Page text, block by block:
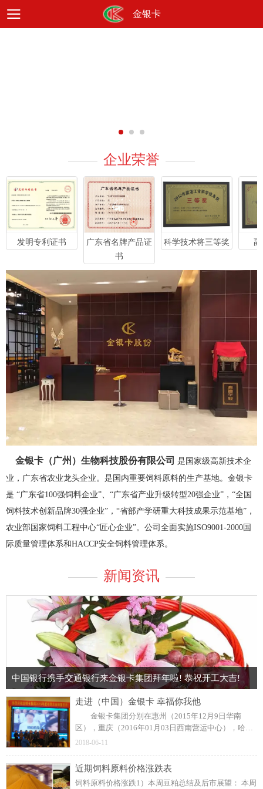
金银卡
企业荣誉
发明专利证书
广东省名牌产品证
书
科学技术将三等奖
金银卡（广州）生物科技股份有限公司 是国家级高新技术企
业，广东省农业龙头企业。是国内重要饲料原料的生产基地。金银卡
是 “广东省100强饲料企业”、“广东省产业升级转型20强企业”，“全国
饲料技术创新品牌30强企业”，“省部产学研重大科技成果示范基地”，
农业部国家饲料工程中心“匠心企业”。公司全面实施ISO9001-2000国
际质量管理体系和HACCP安全饲料管理体系。
新闻资讯
中国银行携手交通银行来金银卡集团拜年啦! 恭祝开工大吉!
走进（中国）金银卡 幸福你我他
金银卡集团分别在惠州（2015年12月9日华南
区），重庆（2016年01月03日西南营运中心），哈尔
滨（2016年01月06日东北营运中心）隆重召开了三场
西南大跨越”合作共赢的主题热烈展开。 2015年虽
然整体畜牧业冷淡，金银卡集团经营得还是红红火
火，公司一直以高质量服务，高技术创新，高速度发
2018-06-11
近期饲料原料价格涨跌表
饲料原料价格涨跌1）本周豆粕总结及后市展望： 本周